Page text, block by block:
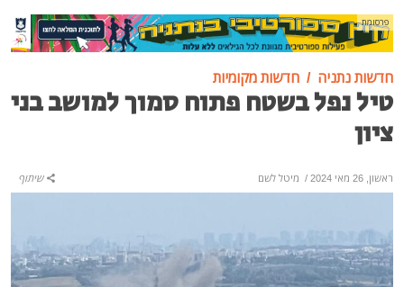
פרסומת
חדשות נתניה חדשות מקומיות
טיל נפל בשטח פתוח סמוך למושב בני
ציון
ראשון, 26 מאי 2024 / מיטל לשם שיתוף